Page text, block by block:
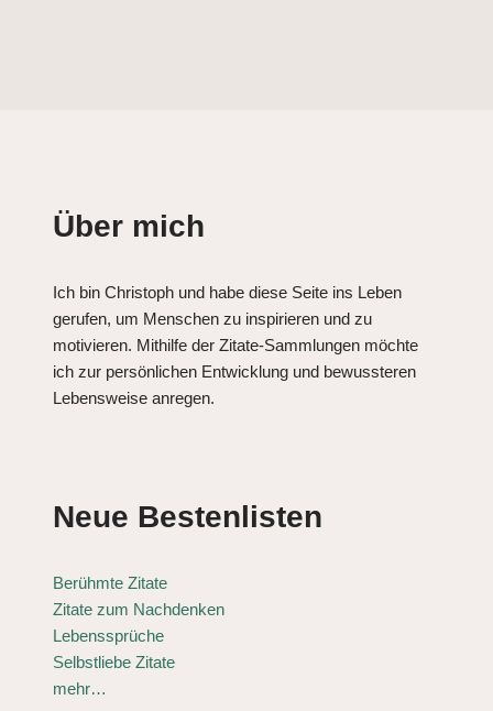
Über mich
Ich bin Christoph und habe diese Seite ins Leben
gerufen, um Menschen zu inspirieren und zu
motivieren. Mithilfe der Zitate-Sammlungen möchte
ich zur persönlichen Entwicklung und bewussteren
Lebensweise anregen.
Neue Bestenlisten
Berühmte Zitate
Zitate zum Nachdenken
Lebenssprüche
Selbstliebe Zitate
mehr…